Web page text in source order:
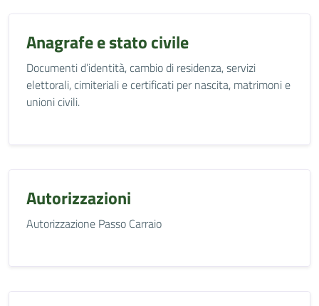
Anagrafe e stato civile
Documenti d’identità, cambio di residenza, servizi
elettorali, cimiteriali e certificati per nascita, matrimoni e
unioni civili.
Autorizzazioni
Autorizzazione Passo Carraio